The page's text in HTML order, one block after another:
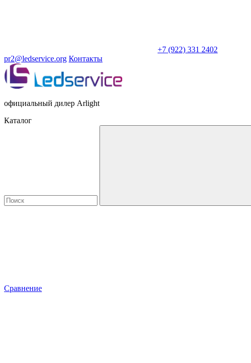
+7 (922) 331 2402
pr2@ledservice.org Контакты
официальный дилер Arlight
Каталог
Сравнение